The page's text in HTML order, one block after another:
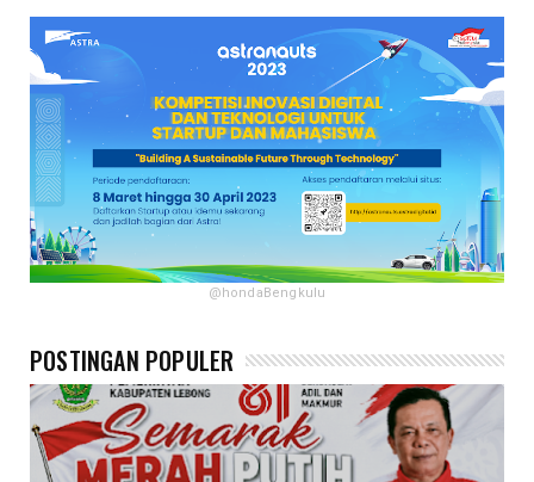
@hondaBengkulu
POSTINGAN POPULER